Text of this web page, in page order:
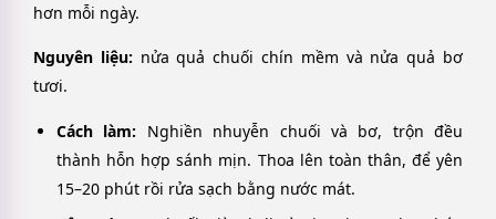
hơn mỗi ngày.
Nguyên liệu: nửa quả chuối chín mềm và nửa quả bơ
tươi.
Cách làm: Nghiền nhuyễn chuối và bơ, trộn đều
thành hỗn hợp sánh mịn. Thoa lên toàn thân, để yên
15–20 phút rồi rửa sạch bằng nước mát.